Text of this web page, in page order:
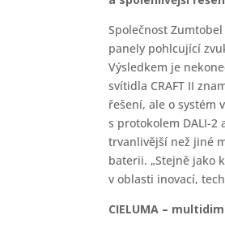
Společnost
panely pohlcující
Výsledkem je
svítidla CRAFT II
řešení, ale o systém
s protokolem DALI-
trvanlivější než jiné
baterii. „Stejně jako
v oblasti inovací,
CIELUMA –